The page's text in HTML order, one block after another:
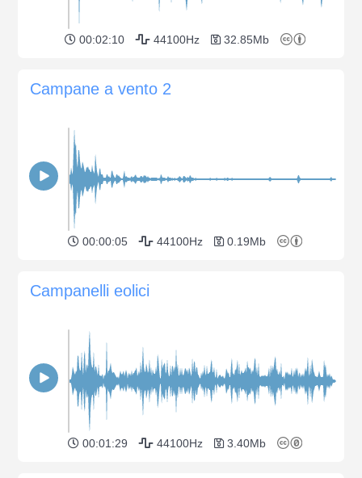
00:02:10 44100Hz 32.85Mb
Campane a vento 2
00:00:05 44100Hz 0.19Mb
Campanelli eolici
00:01:29 44100Hz 3.40Mb